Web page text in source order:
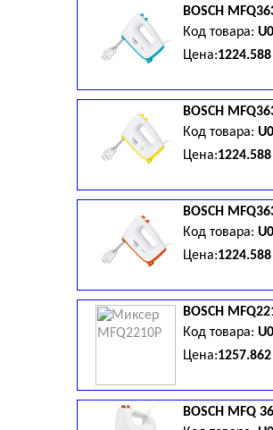
BOSCH
Код товара:
Цена:
BOSCH
Код товара:
Цена:
BOSCH
Код товара:
Цена:
BOSCH
Код товара:
Цена:
BOSCH MFQ